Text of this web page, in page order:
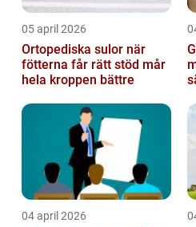
05 april 2026
Ortopediska sulor när
fötterna får rätt stöd mår
hela kroppen bättre
04 april 2026